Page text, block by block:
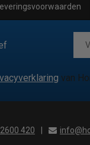
Leveringsvoorwaarden
van
420